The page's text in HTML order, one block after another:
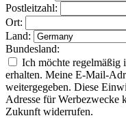
Postleitzahl:
Ort:
Land:
Bundesland:
Ich möchte regelmäßig
erhalten. Meine E-Mail-
weitergegeben. Diese
Adresse für Werbezwecke
Zukunft widerrufen.